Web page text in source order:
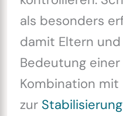
als besonders
damit Eltern
Bedeutung
Kombination
zur